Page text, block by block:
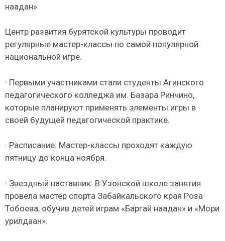
наадан»
Центр развития бурятской культуры проводит
регулярные мастер-классы по самой популярной
национальной игре.
· Первыми участниками стали студенты Агинского
педагогического колледжа им. Базара Ринчино,
которые планируют применять элементы игры в
своей будущей педагогической практике.
· Расписание: Мастер-классы проходят каждую
пятницу до конца ноября.
· Звездный наставник: В Узонской школе занятия
провела мастер спорта Забайкальского края Роза
Тобоева, обучив детей играм «Баргай наадан» и «Мори
урилдаан».